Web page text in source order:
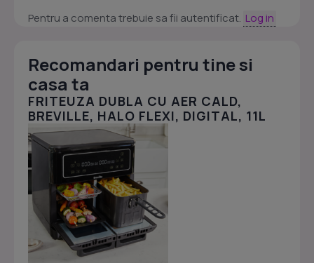
Pentru a comenta trebuie sa fii autentificat. Log in
Recomandari pentru tine si
casa ta
FRITEUZA DUBLA CU AER CALD,
BREVILLE, HALO FLEXI, DIGITAL, 11L